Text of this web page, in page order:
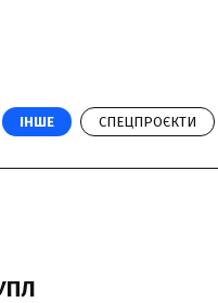
ІНШЕ СПЕЦПРОЄКТИ